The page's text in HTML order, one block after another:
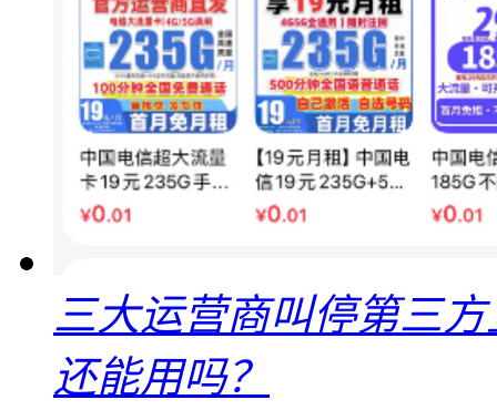
三大运营商叫停第三
还能用吗？